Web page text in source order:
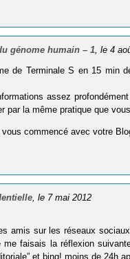
génome humain – 1, le 4
de Terminale S en 15 min
assez
la même pratique que
commencé avec votre
, le 7 mai 2012
amis sur les réseaux
faisais la réflexion
et bing! moins de 24h